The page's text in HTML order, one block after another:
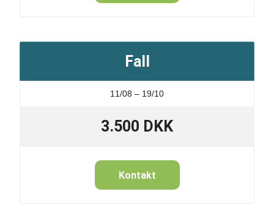
Fall
11/08 – 19/10
3.500 DKK
Kontakt